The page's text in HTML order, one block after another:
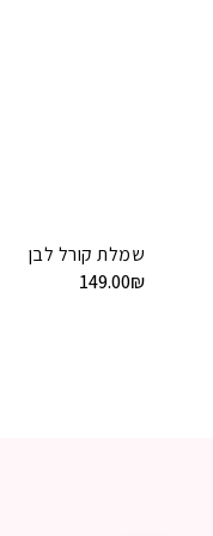
שמלת קורל לבן
149.00₪